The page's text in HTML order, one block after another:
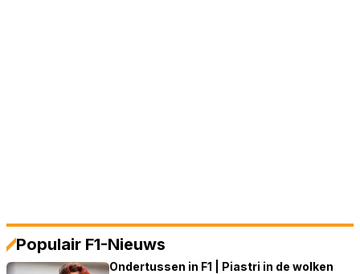
Populair F1-Nieuws
Ondertussen in F1 | Piastri in de wolken